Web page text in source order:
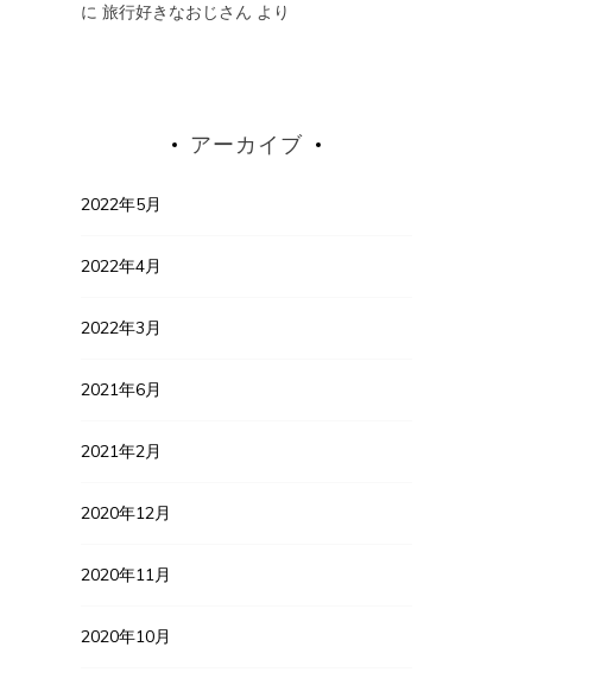
に旅行好きなおじさん より
アーカイブ
2022年5月
2022年4月
2022年3月
2021年6月
2021年2月
2020年12月
2020年11月
2020年10月